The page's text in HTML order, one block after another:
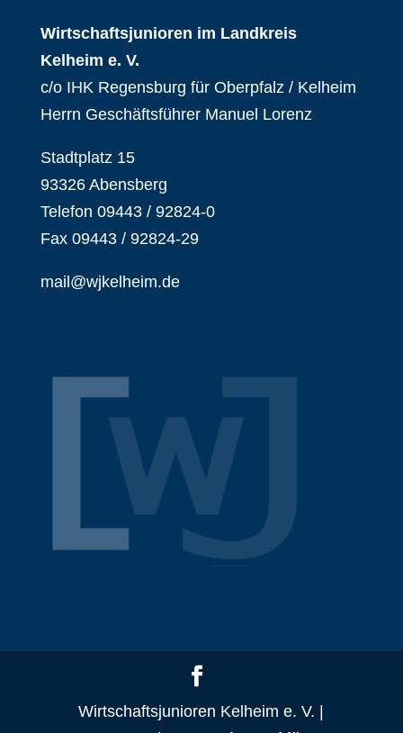
Wirtschaftsjunioren im Landkreis
Kelheim e. V.
c/o IHK Regensburg für Oberpfalz / Kelheim
Herrn Geschäftsführer Manuel Lorenz
Stadtplatz 15
93326 Abensberg
Telefon 09443 / 92824-0
Fax 09443 / 92824-29
mail@wjkelheim.de
Wirtschaftsjunioren Kelheim e. V. |